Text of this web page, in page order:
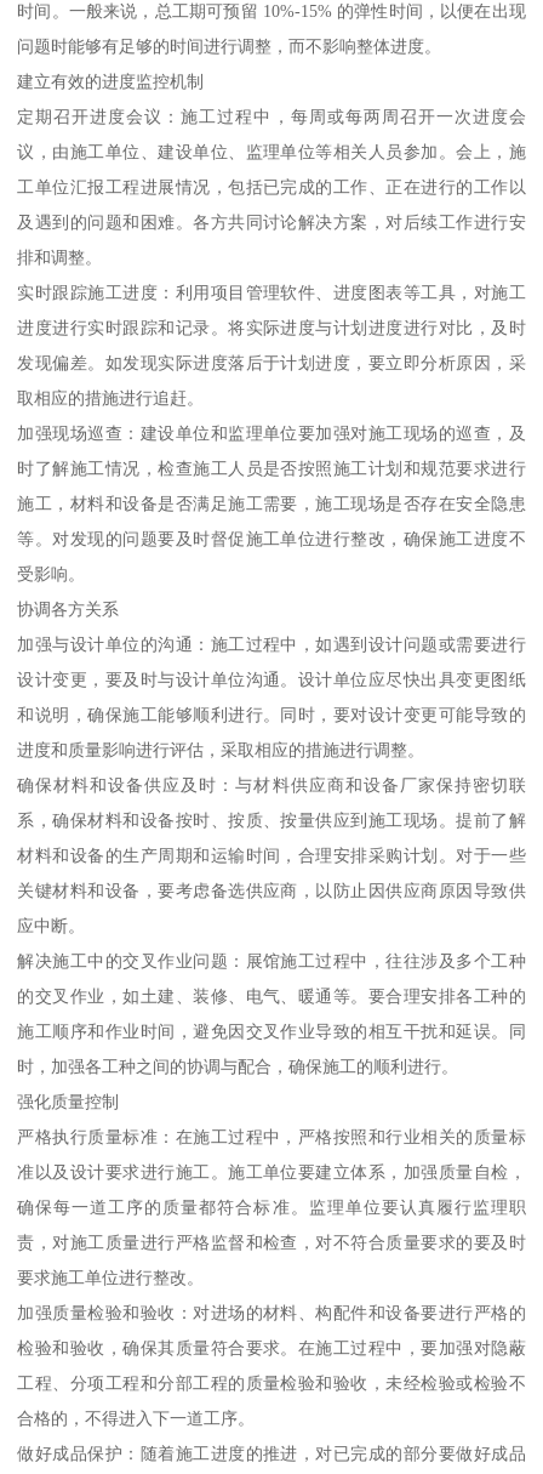
时间。一般来说，总工期可预留 10%-15% 的弹性时间，以便在出现
问题时能够有足够的时间进行调整，而不影响整体进度。
建立有效的进度监控机制
定期召开进度会议：施工过程中，每周或每两周召开一次进度会
议，由施工单位、建设单位、监理单位等相关人员参加。会上，施
工单位汇报工程进展情况，包括已完成的工作、正在进行的工作以
及遇到的问题和困难。各方共同讨论解决方案，对后续工作进行安
排和调整。
实时跟踪施工进度：利用项目管理软件、进度图表等工具，对施工
进度进行实时跟踪和记录。将实际进度与计划进度进行对比，及时
发现偏差。如发现实际进度落后于计划进度，要立即分析原因，采
取相应的措施进行追赶。
加强现场巡查：建设单位和监理单位要加强对施工现场的巡查，及
时了解施工情况，检查施工人员是否按照施工计划和规范要求进行
施工，材料和设备是否满足施工需要，施工现场是否存在安全隐患
等。对发现的问题要及时督促施工单位进行整改，确保施工进度不
受影响。
协调各方关系
加强与设计单位的沟通：施工过程中，如遇到设计问题或需要进行
设计变更，要及时与设计单位沟通。设计单位应尽快出具变更图纸
和说明，确保施工能够顺利进行。同时，要对设计变更可能导致的
进度和质量影响进行评估，采取相应的措施进行调整。
确保材料和设备供应及时：与材料供应商和设备厂家保持密切联
系，确保材料和设备按时、按质、按量供应到施工现场。提前了解
材料和设备的生产周期和运输时间，合理安排采购计划。对于一些
关键材料和设备，要考虑备选供应商，以防止因供应商原因导致供
应中断。
解决施工中的交叉作业问题：展馆施工过程中，往往涉及多个工种
的交叉作业，如土建、装修、电气、暖通等。要合理安排各工种的
施工顺序和作业时间，避免因交叉作业导致的相互干扰和延误。同
时，加强各工种之间的协调与配合，确保施工的顺利进行。
强化质量控制
严格执行质量标准：在施工过程中，严格按照和行业相关的质量标
准以及设计要求进行施工。施工单位要建立体系，加强质量自检，
确保每一道工序的质量都符合标准。监理单位要认真履行监理职
责，对施工质量进行严格监督和检查，对不符合质量要求的要及时
要求施工单位进行整改。
加强质量检验和验收：对进场的材料、构配件和设备要进行严格的
检验和验收，确保其质量符合要求。在施工过程中，要加强对隐蔽
工程、分项工程和分部工程的质量检验和验收，未经检验或检验不
合格的，不得进入下一道工序。
做好成品保护：随着施工进度的推进，对已完成的部分要做好成品